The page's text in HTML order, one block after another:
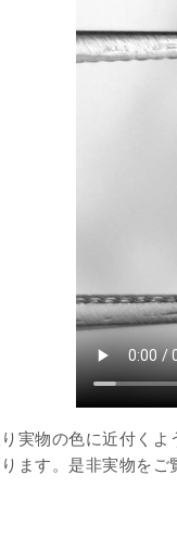
実物の色に近付くよ
ます。是非実物をご